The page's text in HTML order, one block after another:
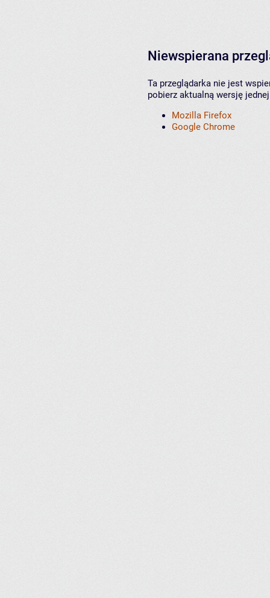
Niewspierana
Ta przeglądarka nie jest
pobierz aktualną wersję
Mozilla Firefox
Google Chrome